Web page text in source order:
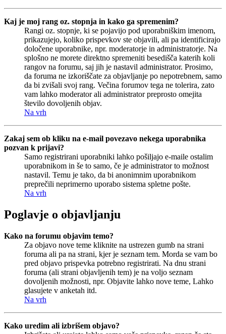
Kaj je moj rang oz. stopnja in kako ga spremenim?
Rangi oz. stopnje, ki se pojavijo pod uporabniškim imenom,
prikazujejo, koliko prispevkov ste objavili, ali pa identificirajo
določene uporabnike, npr. moderatorje in administratorje. Na
splošno ne morete direktno spremeniti besedišča katerih koli
rangov na forumu, saj jih je nastavil administrator. Prosimo,
da foruma ne izkoriščate za objavljanje po nepotrebnem, samo
da bi zvišali svoj rang. Večina forumov tega ne tolerira, zato
vam lahko moderator ali administrator preprosto omejita
število dovoljenih objav.
Na vrh
Zakaj sem ob kliku na e-mail povezavo nekega uporabnika
pozvan k prijavi?
Samo registrirani uporabniki lahko pošiljajo e-maile ostalim
uporabnikom in še to samo, če je administrator to možnost
nastavil. Temu je tako, da bi anonimnim uporabnikom
preprečili neprimerno uporabo sistema spletne pošte.
Na vrh
Poglavje o objavljanju
Kako na forumu objavim temo?
Za objavo nove teme kliknite na ustrezen gumb na strani
foruma ali pa na strani, kjer je seznam tem. Morda se vam bo
pred objavo prispevka potrebno registrirati. Na dnu strani
foruma (ali strani objavljenih tem) je na voljo seznam
dovoljenih možnosti, npr. Objavite lahko nove teme, Lahko
glasujete v anketah itd.
Na vrh
Kako uredim ali izbrišem objavo?